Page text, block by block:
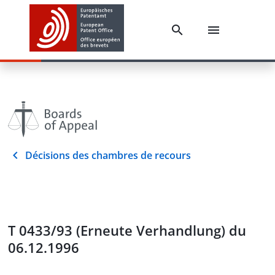
Décisions des chambres de recours
T 0433/93 (Erneute Verhandlung) du
06.12.1996